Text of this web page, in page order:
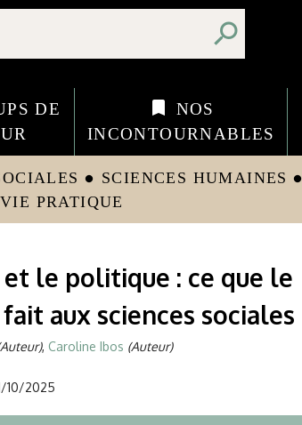
search
DE
bookmark
NOS
INCONTOURNABLES
circle SCIENCES HUMAINES circle
VIE PRATIQUE
et le politique : ce que le
aux sciences sociales
, Caroline Ibos (Auteur)
10/2025